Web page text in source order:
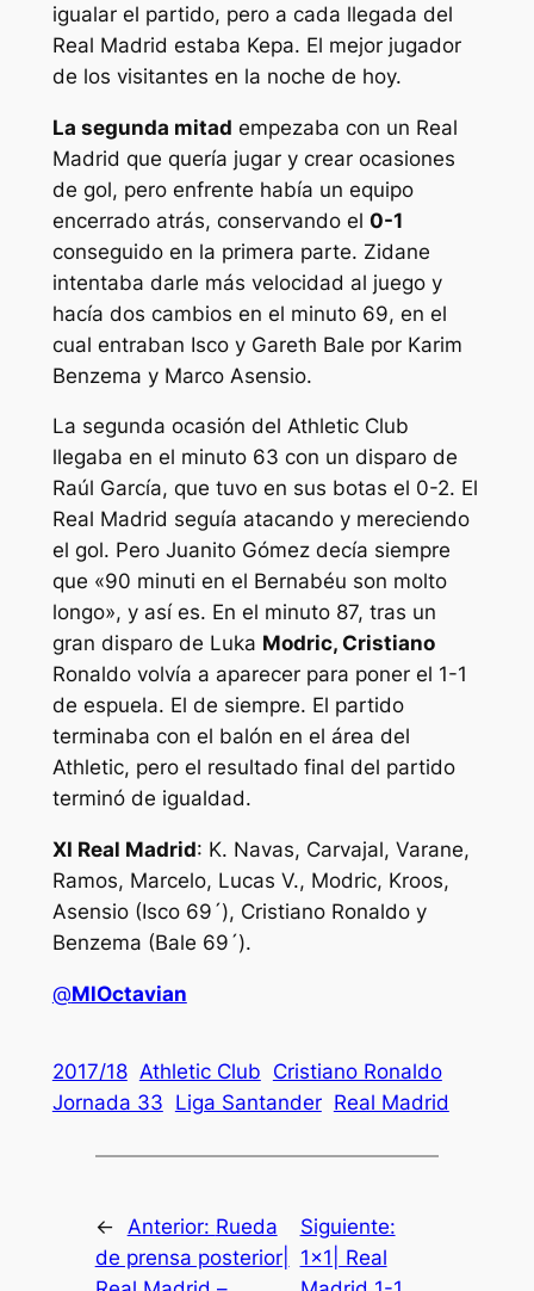
igualar el partido, pero a cada llegada del
Real Madrid estaba Kepa. El mejor jugador
de los visitantes en la noche de hoy.
La segunda mitad empezaba con un Real
Madrid que quería jugar y crear ocasiones
de gol, pero enfrente había un equipo
encerrado atrás, conservando el 0-1
conseguido en la primera parte. Zidane
intentaba darle más velocidad al juego y
hacía dos cambios en el minuto 69, en el
cual entraban Isco y Gareth Bale por Karim
Benzema y Marco Asensio.
La segunda ocasión del Athletic Club
llegaba en el minuto 63 con un disparo de
Raúl García, que tuvo en sus botas el 0-2. El
Real Madrid seguía atacando y mereciendo
el gol. Pero Juanito Gómez decía siempre
que «90 minuti en el Bernabéu son molto
longo», y así es. En el minuto 87, tras un
gran disparo de Luka Modric, Cristiano
Ronaldo volvía a aparecer para poner el 1-1
de espuela. El de siempre. El partido
terminaba con el balón en el área del
Athletic, pero el resultado final del partido
terminó de igualdad.
XI Real Madrid: K. Navas, Carvajal, Varane,
Ramos, Marcelo, Lucas V., Modric, Kroos,
Asensio (Isco 69´), Cristiano Ronaldo y
Benzema (Bale 69´).
@MlOctavian
2017/18 Athletic Club Cristiano Ronaldo
Jornada 33 Liga Santander Real Madrid
← Anterior: Rueda
de prensa posterior|
Siguiente:
1×1| Real